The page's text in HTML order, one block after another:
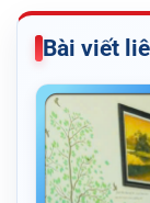
Bài viết